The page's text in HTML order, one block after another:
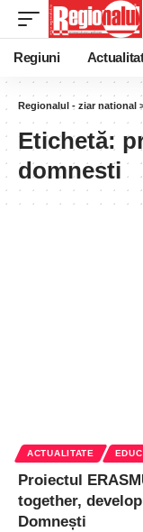
Regiuni
Regionalul - ziar national
Etichetă:
domnesti
ACTUALITATE
Proiectul
together,
Domnești